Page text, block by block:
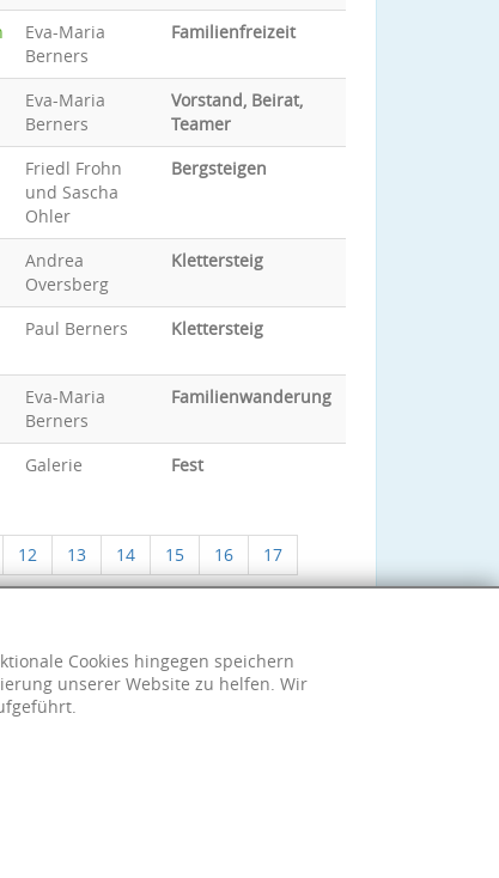
Eva-Maria
Berners
Familienfreizeit
Eva-Maria
Berners
Vorstand, Beirat,
Teamer
Friedl Frohn
und Sascha
Ohler
Bergsteigen
Andrea
Oversberg
Klettersteig
Paul Berners Klettersteig
Eva-Maria
Berners
Familienwanderung
Galerie Fest
12 13 14 15 16
17
Cookies hingegen speichern
unserer Website zu helfen. Wir